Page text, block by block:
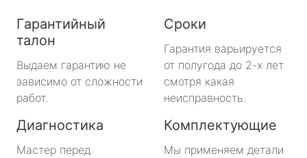
Гарантийный
талон
Выдаем гарантию не
зависимо от сложности
работ.
Сроки
Гарантия варьируется
от полугода до 2-х лет
смотря какая
неисправность.
Диагностика
Мастер перед
Комплектующие
Мы применяем детали